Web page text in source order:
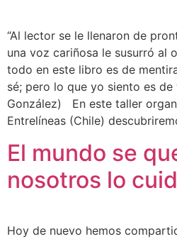
“Al lector se le llenaron de
una voz cariñosa le susurró al
todo en este libro es de
sé; pero lo que yo siento es de
González) En este taller
Entrelíneas (Chile)
El mundo se
nosotros lo
Hoy de nuevo hemos